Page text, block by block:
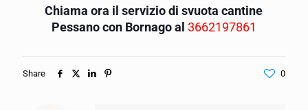
Chiama ora il servizio di svuota cantine
Pessano con Bornago al 3662197861
Share 0